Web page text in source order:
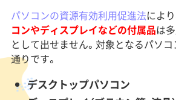
パソコンの資源有効利用促進法により
コンやディスプレイなどの付属品は
として出せません。対象となるパソ
通りです。
デスクトップパソコン